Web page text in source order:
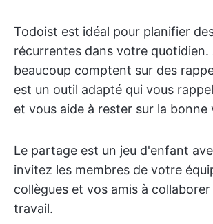
Todoist est idéal pour planifier
récurrentes dans votre quotidien.
beaucoup comptent sur des
est un outil adapté qui vous
et vous aide à rester sur la bonne
Le partage est un jeu d'enfant
invitez les membres de votre
collègues et vos amis à
travail.